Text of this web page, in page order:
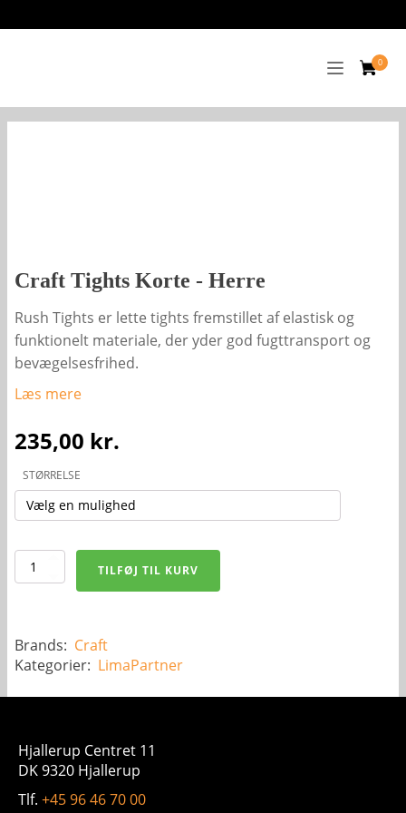
Craft Tights Korte - Herre
Rush Tights er lette tights fremstillet af elastisk og
funktionelt materiale, der yder god fugttransport og
bevægelsesfrihed.
Læs mere
235,00 kr.
STØRRELSE
Craft
Tights
antal
TILFØJ TIL KURV
Brands: Craft
Kategorier: LimaPartner
Hjallerup Centret 11
DK 9320 Hjallerup
Tlf. +45 96 46 70 00